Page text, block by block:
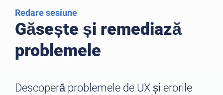
Redare sesiune
Găsește și remediază
problemele
Descoperă problemele de UX și erorile